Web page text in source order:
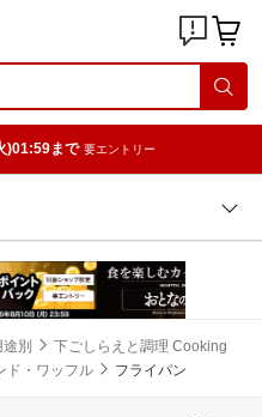
)01:59まで 要エントリー
途別
下ごしらえと調理 Cooking
ド・ワッフル
フライパン